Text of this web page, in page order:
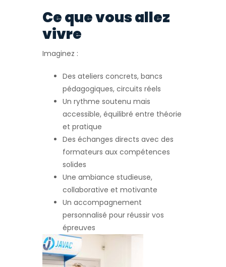
Ce que vous allez
vivre
Imaginez :
Des ateliers concrets, bancs
pédagogiques, circuits réels
Un rythme soutenu mais
accessible, équilibré entre théorie
et pratique
Des échanges directs avec des
formateurs aux compétences
solides
Une ambiance studieuse,
collaborative et motivante
Un accompagnement
personnalisé pour réussir vos
épreuves